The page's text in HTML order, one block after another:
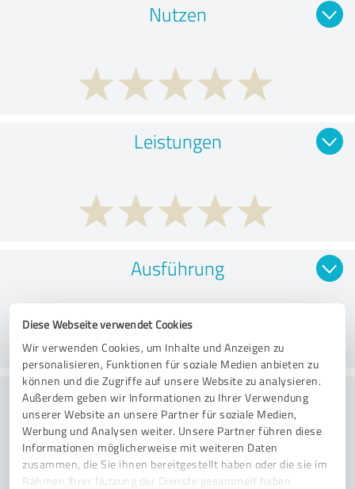
Diese Webseite verwendet Cookies
Wir verwenden Cookies, um Inhalte und Anzeigen zu
personalisieren, Funktionen für soziale Medien anbieten zu
können und die Zugriffe auf unsere Website zu analysieren.
Außerdem geben wir Informationen zu Ihrer Verwendung
unserer Website an unsere Partner für soziale Medien,
Werbung und Analysen weiter. Unsere Partner führen diese
Informationen möglicherweise mit weiteren Daten
zusammen, die Sie ihnen bereitgestellt haben oder die sie im
Rahmen Ihrer Nutzung der Dienste gesammelt haben.
Nutzen
Leistungen
Ausführung
Beratung